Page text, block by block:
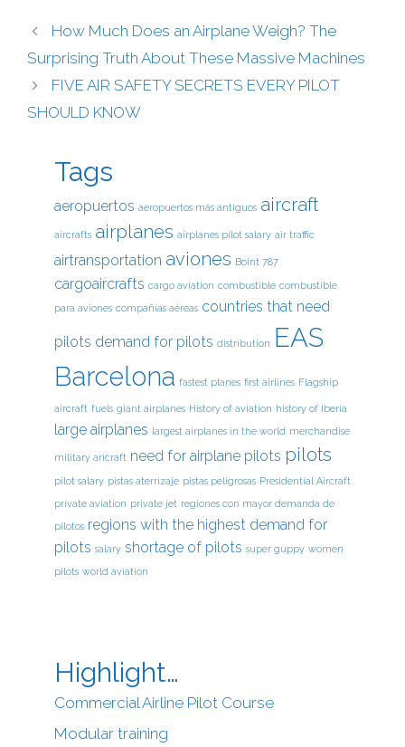
How Much Does an Airplane Weigh? The
Surprising Truth About These Massive Machines
FIVE AIR SAFETY SECRETS EVERY PILOT
SHOULD KNOW
Tags
aeropuertos aeropuertos más antiguos aircraft
aircrafts airplanes airplanes pilot salary air traffic
airtransportation aviones Boint 787
cargoaircrafts cargo aviation combustible combustible
para aviones compañías aéreas countries that need
pilots demand for pilots distribution EAS
Barcelona fastest planes first airlines Flagship
aircraft fuels giant airplanes History of aviation history of Iberia
large airplanes largest airplanes in the world merchandise
military aricraft need for airplane pilots pilots
pilot salary pistas aterrizaje pistas peligrosas Presidential Aircraft
private aviation private jet regiones con mayor demanda de
pilotos regions with the highest demand for
pilots salary shortage of pilots super guppy women
pilots world aviation
Highlight…
Commercial Airline Pilot Course
Modular training